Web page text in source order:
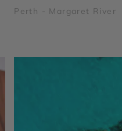
Perth - Margaret River